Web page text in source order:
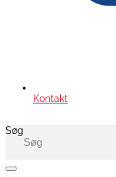
Kontakt
Søg